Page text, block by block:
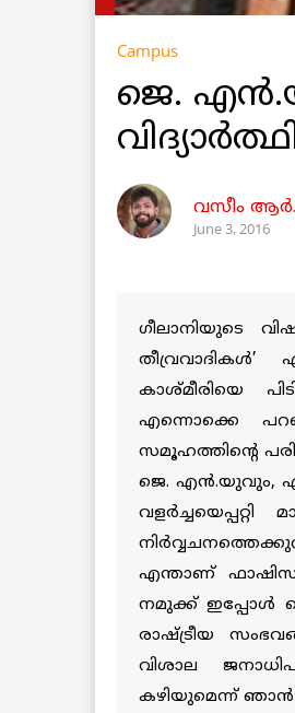
Campus
ജെ.
വസീം
June 3, 2016
ഗീലാനിയുടെ
കാശ്മീരിയെ
എന്നൊക്കെ
സമൂഹത്തിന്റെ
ജെ. എന്‍.യുവും,
എന്താണ്
നമുക്ക് ഇപ്പോള്‍
രാഷ്ട്രീയ
വിശാല
കഴിയുമെന്ന് ഞാന്‍